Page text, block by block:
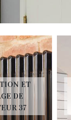
ET
DE
37